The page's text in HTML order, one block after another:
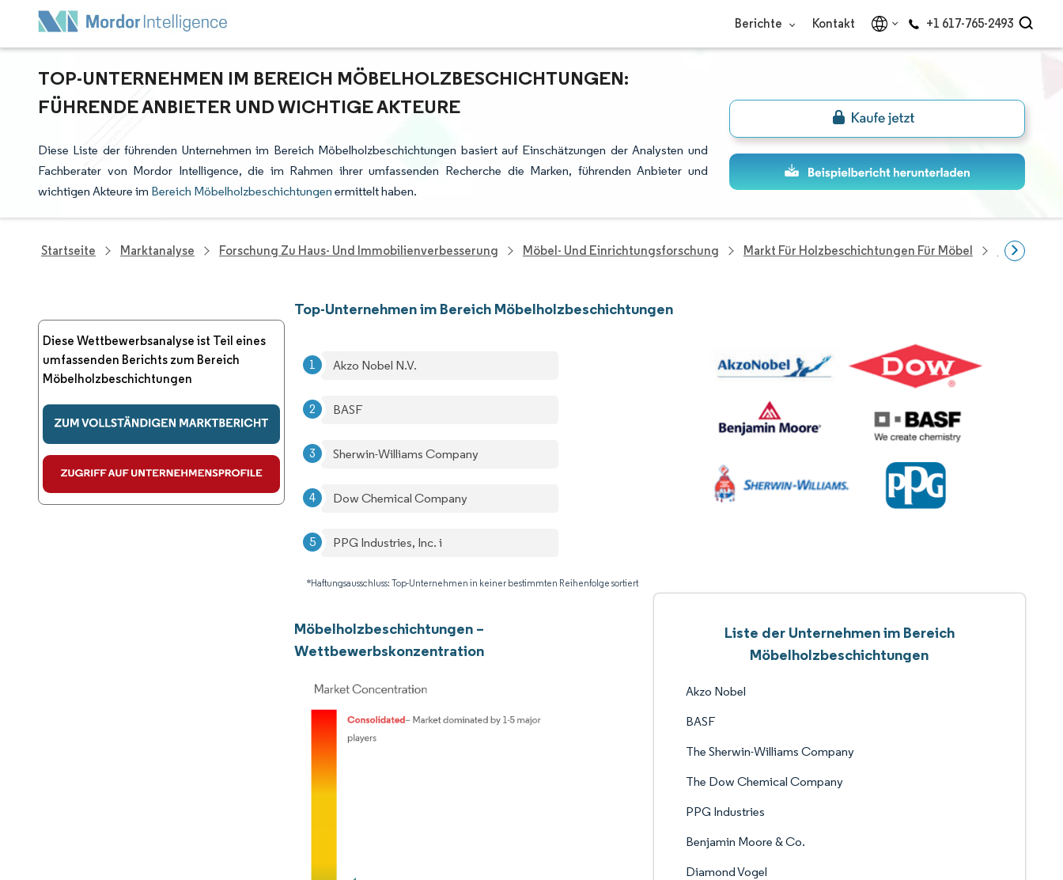
Berichte Kontakt +1 617-765-2493
TOP-UNTERNEHMEN IM BEREICH MÖBELHOLZBESCHICHTUNGEN:
FÜHRENDE ANBIETER UND WICHTIGE AKTEURE
Diese Liste der führenden Unternehmen im Bereich Möbelholzbeschichtungen basiert auf Einschätzungen der Analysten und
Fachberater von Mordor Intelligence, die im Rahmen ihrer umfassenden Recherche die Marken, führenden Anbieter und
wichtigen Akteure im Bereich Möbelholzbeschichtungen ermittelt haben.
Startseite Marktanalyse Forschung Zu Haus- Und Immobilienverbesserung Möbel- Und Einrichtungsforschung Markt Für Holzbeschichtungen Für Möbel
Diese Wettbewerbsanalyse ist Teil eines
umfassenden Berichts zum Bereich
Möbelholzbeschichtungen
Top-Unternehmen im Bereich Möbelholzbeschichtungen
Akzo Nobel N.V.
BASF
Sherwin-Williams Company
Dow Chemical Company
PPG Industries, Inc. i
*Haftungsausschluss: Top-Unternehmen in keiner bestimmten Reihenfolge sortiert
Möbelholzbeschichtungen –
Wettbewerbskonzentration
Liste der Unternehmen im Bereich
Möbelholzbeschichtungen
Akzo Nobel
BASF
The Sherwin-Williams Company
The Dow Chemical Company
PPG Industries
Benjamin Moore & Co.
Diamond Vogel